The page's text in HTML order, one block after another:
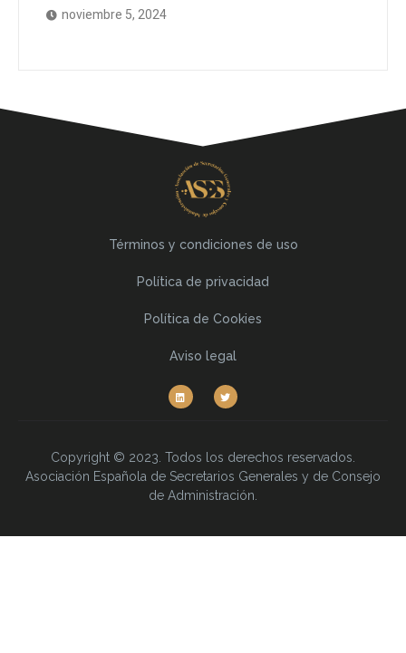
noviembre 5, 2024
Términos y condiciones de uso
Política de privacidad
Política de Cookies
Aviso legal
Copyright © 2023. Todos los derechos reservados.
Asociación Española de Secretarios Generales y de Consejo
de Administración.